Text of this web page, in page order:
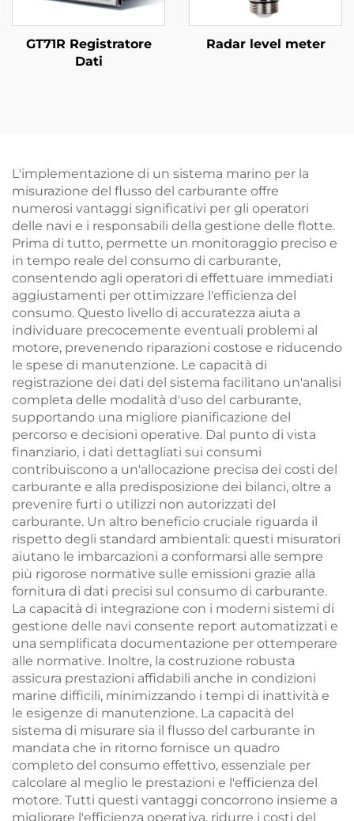
GT71R Registratore
Dati
Radar level meter
L'implementazione di un sistema marino per la
misurazione del flusso del carburante offre
numerosi vantaggi significativi per gli operatori
delle navi e i responsabili della gestione delle flotte.
Prima di tutto, permette un monitoraggio preciso e
in tempo reale del consumo di carburante,
consentendo agli operatori di effettuare immediati
aggiustamenti per ottimizzare l'efficienza del
consumo. Questo livello di accuratezza aiuta a
individuare precocemente eventuali problemi al
motore, prevenendo riparazioni costose e riducendo
le spese di manutenzione. Le capacità di
registrazione dei dati del sistema facilitano un'analisi
completa delle modalità d'uso del carburante,
supportando una migliore pianificazione del
percorso e decisioni operative. Dal punto di vista
finanziario, i dati dettagliati sui consumi
contribuiscono a un'allocazione precisa dei costi del
carburante e alla predisposizione dei bilanci, oltre a
prevenire furti o utilizzi non autorizzati del
carburante. Un altro beneficio cruciale riguarda il
rispetto degli standard ambientali: questi misuratori
aiutano le imbarcazioni a conformarsi alle sempre
più rigorose normative sulle emissioni grazie alla
fornitura di dati precisi sul consumo di carburante.
La capacità di integrazione con i moderni sistemi di
gestione delle navi consente report automatizzati e
una semplificata documentazione per ottemperare
alle normative. Inoltre, la costruzione robusta
assicura prestazioni affidabili anche in condizioni
marine difficili, minimizzando i tempi di inattività e
le esigenze di manutenzione. La capacità del
sistema di misurare sia il flusso del carburante in
mandata che in ritorno fornisce un quadro
completo del consumo effettivo, essenziale per
calcolare al meglio le prestazioni e l'efficienza del
motore. Tutti questi vantaggi concorrono insieme a
migliorare l'efficienza operativa, ridurre i costi del